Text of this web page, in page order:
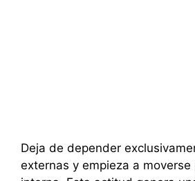
Deja de depender
externas y empieza a moverse